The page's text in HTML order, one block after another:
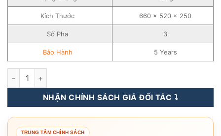
Kích Thước 660 x 520 x 250
Số Pha 3
Bảo Hành 5 Years
Inverter Hòa Lưới INVT 25KW – 3 pha – Biến Tần Hòa Lưới –
NHẬN CHÍNH SÁCH GIÁ ĐỐI TÁC ⤵️
TRUNG TÂM CHÍNH SÁCH